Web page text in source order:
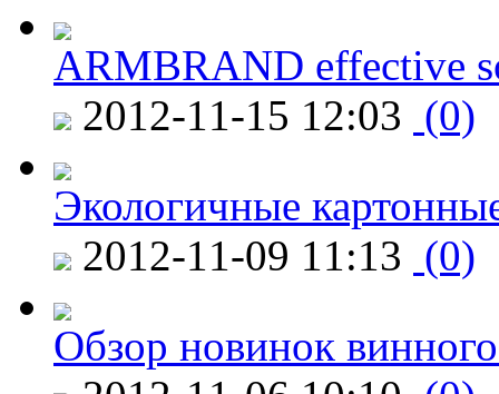
ARMBRAND effective
2012-11-15 12:03 (0)
Экологичные
2012-11-09 11:13 (0)
Обзор новинок